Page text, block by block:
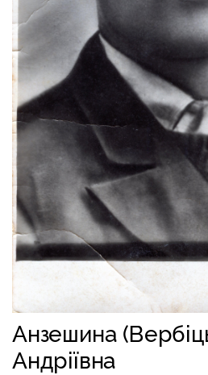
Анзешина
Андріївна